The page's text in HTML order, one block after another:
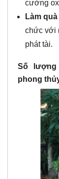
cường
Làm
chức với
phát tài.
Số
phong